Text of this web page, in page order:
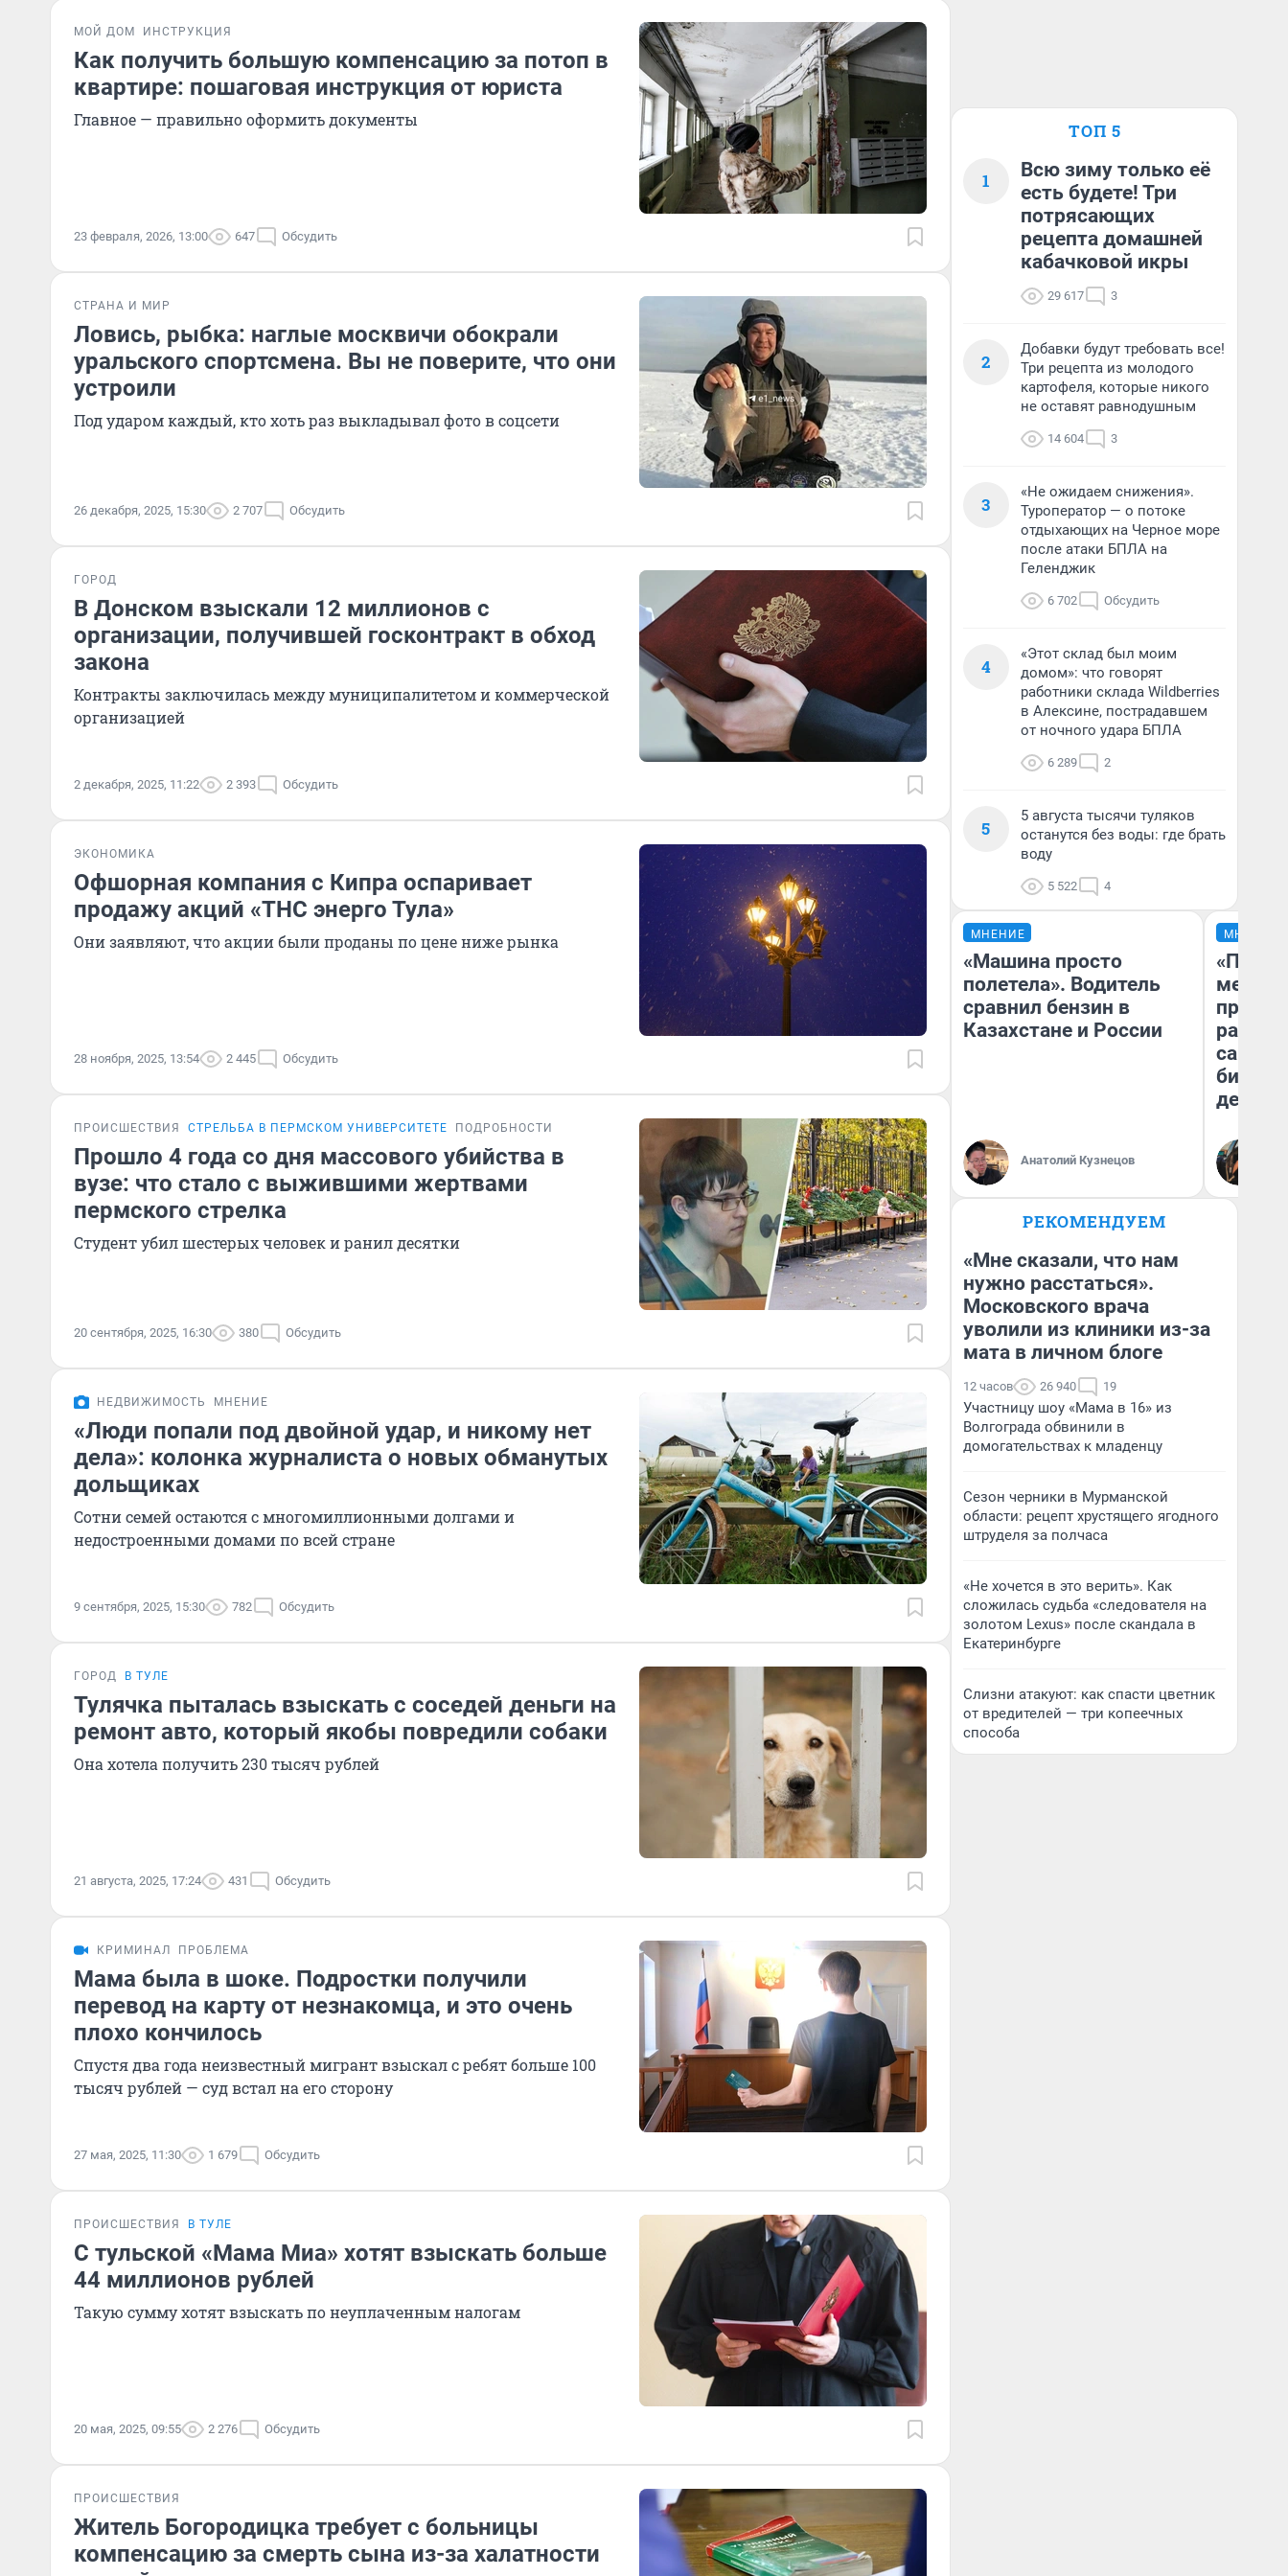
МОЙ ДОМ ИНСТРУКЦИЯ
Как получить большую компенсацию за потоп в
квартире: пошаговая инструкция от юриста
Главное — правильно оформить документы
23 февраля, 2026, 13:00 647 Обсудить
СТРАНА И МИР
Ловись, рыбка: наглые москвичи обокрали
уральского спортсмена. Вы не поверите, что они
устроили
Под ударом каждый, кто хоть раз выкладывал фото в соцсети
26 декабря, 2025, 15:30 2 707 Обсудить
ГОРОД
В Донском взыскали 12 миллионов с
организации, получившей госконтракт в обход
закона
Контракты заключилась между муниципалитетом и коммерческой
организацией
2 декабря, 2025, 11:22 2 393 Обсудить
ЭКОНОМИКА
Офшорная компания с Кипра оспаривает
продажу акций «ТНС энерго Тула»
Они заявляют, что акции были проданы по цене ниже рынка
28 ноября, 2025, 13:54 2 445 Обсудить
ПРОИСШЕСТВИЯ СТРЕЛЬБА В ПЕРМСКОМ УНИВЕРСИТЕТЕ ПОДРОБНОСТИ
Прошло 4 года со дня массового убийства в
вузе: что стало с выжившими жертвами
пермского стрелка
Студент убил шестерых человек и ранил десятки
20 сентября, 2025, 16:30 380 Обсудить
НЕДВИЖИМОСТЬ МНЕНИЕ
«Люди попали под двойной удар, и никому нет
дела»: колонка журналиста о новых обманутых
дольщиках
Сотни семей остаются с многомиллионными долгами и
недостроенными домами по всей стране
9 сентября, 2025, 15:30 782 Обсудить
ГОРОД В ТУЛЕ
Тулячка пыталась взыскать с соседей деньги на
ремонт авто, который якобы повредили собаки
Она хотела получить 230 тысяч рублей
21 августа, 2025, 17:24 431 Обсудить
КРИМИНАЛ ПРОБЛЕМА
Мама была в шоке. Подростки получили
перевод на карту от незнакомца, и это очень
плохо кончилось
Спустя два года неизвестный мигрант взыскал с ребят больше 100
тысяч рублей — суд встал на его сторону
27 мая, 2025, 11:30 1 679 Обсудить
ПРОИСШЕСТВИЯ В ТУЛЕ
С тульской «Мама Миа» хотят взыскать больше
44 миллионов рублей
Такую сумму хотят взыскать по неуплаченным налогам
20 мая, 2025, 09:55 2 276 Обсудить
ПРОИСШЕСТВИЯ
Житель Богородицка требует с больницы
компенсацию за смерть сына из-за халатности
ТОП 5
1
Всю зиму только её
есть будете! Три
потрясающих
рецепта домашней
кабачковой икры
29 617 3
2
Добавки будут требовать все!
Три рецепта из молодого
картофеля, которые никого
не оставят равнодушным
14 604 3
3
«Не ожидаем снижения».
Туроператор — о потоке
отдыхающих на Черное море
после атаки БПЛА на
Геленджик
6 702 Обсудить
4
«Этот склад был моим
домом»: что говорят
работники склада Wildberries
в Алексине, пострадавшем
от ночного удара БПЛА
6 289 2
5
5 августа тысячи туляков
останутся без воды: где брать
воду
5 522 4
МНЕНИЕ
«Машина просто
полетела». Водитель
сравнил бензин в
Казахстане и России
Анатолий Кузнецов
МНЕНИЕ
самом
РЕКОМЕНДУЕМ
«Мне сказали, что нам
нужно расстаться».
Московского врача
уволили из клиники из-за
мата в личном блоге
12 часов 26 940 19
Участницу шоу «Мама в 16» из
Волгограда обвинили в
домогательствах к младенцу
Сезон черники в Мурманской
области: рецепт хрустящего ягодного
штруделя за полчаса
«Не хочется в это верить». Как
сложилась судьба «следователя на
золотом Lexus» после скандала в
Екатеринбурге
Слизни атакуют: как спасти цветник
от вредителей — три копеечных
способа